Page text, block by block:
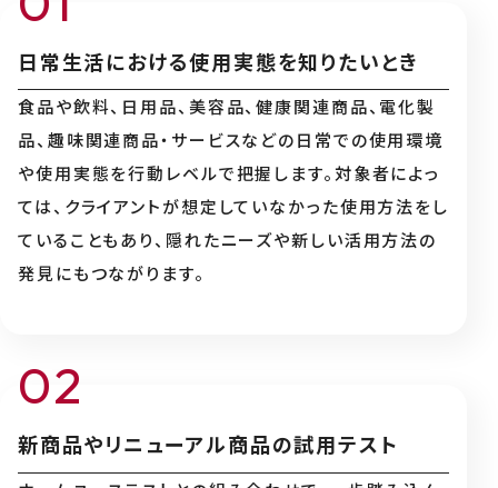
日常生活における使用実態を知りたいとき
食品や飲料、日用品、美容品、健康関連商品、電化製
品、趣味関連商品・サービスなどの日常での使用環境
や使用実態を行動レベルで把握します。対象者によっ
ては、クライアントが想定していなかった使用方法をし
ていることもあり、隠れたニーズや新しい活用方法の
発見にもつながります。
新商品やリニューアル商品の試用テスト